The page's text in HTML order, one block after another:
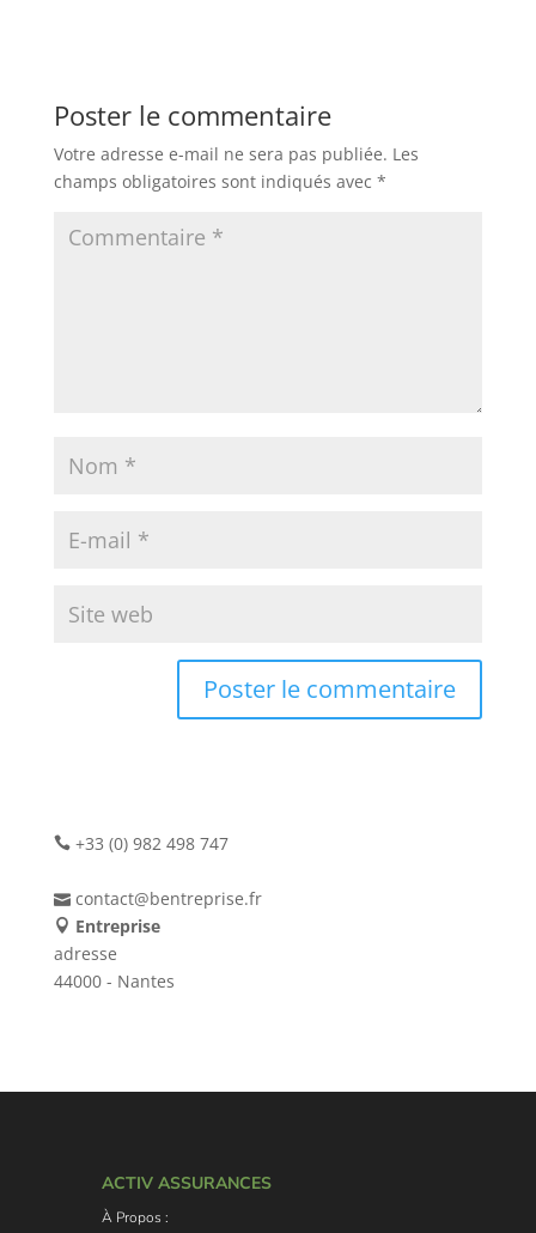
Poster le commentaire
Votre adresse e-mail ne sera pas publiée. Les
champs obligatoires sont indiqués avec *
+33 (0) 982 498 747
contact@bentreprise.fr
Entreprise
adresse
44000 - Nantes
ACTIV ASSURANCES
À Propos :